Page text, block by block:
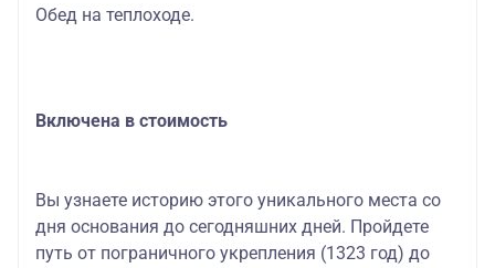
Обед на теплоходе.
Включена в стоимость
Вы узнаете историю этого уникального места со
дня основания до сегодняшних дней. Пройдете
путь от пограничного укрепления (1323 год) до